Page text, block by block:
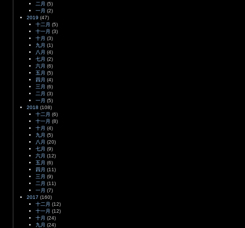
二月 (5)
一月 (2)
2019 (47)
十二月 (5)
十一月 (3)
十月 (3)
九月 (1)
八月 (4)
七月 (2)
六月 (6)
五月 (5)
四月 (4)
三月 (6)
二月 (3)
一月 (5)
2018 (108)
十二月 (6)
十一月 (8)
十月 (4)
九月 (5)
八月 (20)
七月 (9)
六月 (12)
五月 (6)
四月 (11)
三月 (9)
二月 (11)
一月 (7)
2017 (160)
十二月 (12)
十一月 (12)
十月 (24)
九月 (24)